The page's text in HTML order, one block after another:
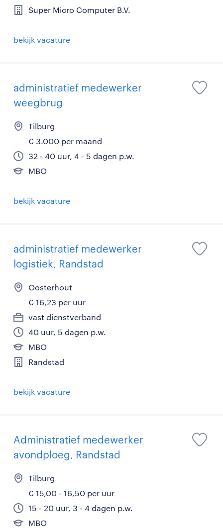
Super Micro Computer B.V.
bekijk vacature
administratief medewerker
weegbrug
Tilburg
€ 3.000 per maand
32 - 40 uur, 4 - 5 dagen p.w.
MBO
bekijk vacature
administratief medewerker
logistiek, Randstad
Oosterhout
€ 16,23 per uur
vast dienstverband
40 uur, 5 dagen p.w.
MBO
Randstad
bekijk vacature
Administratief medewerker
avondploeg, Randstad
Tilburg
€ 15,00 - 16,50 per uur
15 - 20 uur, 3 - 4 dagen p.w.
MBO